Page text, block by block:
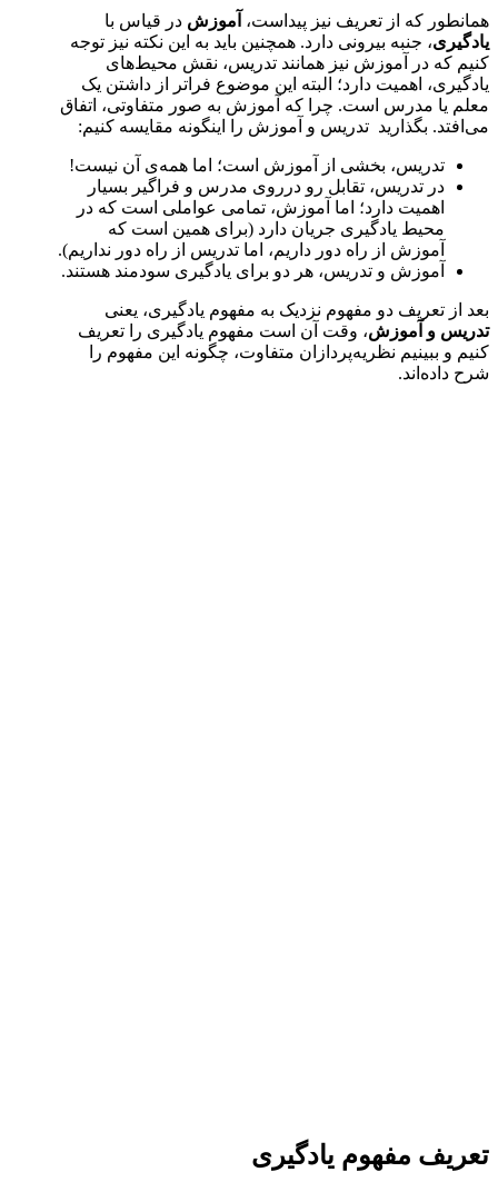
همانطور که از تعریف نیز پیداست، آموزش در قیاس با
یادگیری، جنبه بیرونی دارد. همچنین باید به این نکته نیز توجه
کنیم که در آموزش نیز همانند تدریس، نقش محیط‌های
یادگیری، اهمیت دارد؛ البته این موضوع فراتر از داشتن یک
معلم یا مدرس است. چرا که آموزش به صور متفاوتی، اتفاق
می‌افتد. بگذارید تدریس و آموزش را اینگونه مقایسه کنیم:
تدریس، بخشی از آموزش است؛ اما همه‌ی آن نیست!
در تدریس، تقابل رو درروی مدرس و فراگیر بسیار
اهمیت دارد؛ اما آموزش، تمامی عواملی است که در
محیط یادگیری جریان دارد (برای همین است که
آموزش از راه دور داریم، اما تدریس از راه دور نداریم).
آموزش و تدریس، هر دو برای یادگیری سودمند هستند.
بعد از تعریف دو مفهوم نزدیک به مفهوم یادگیری، یعنی
تدریس و آموزش، وقت آن است مفهوم یادگیری را تعریف
کنیم و ببینیم نظریه‌پردازان متفاوت، چگونه این مفهوم را
شرح داده‌اند.
تعریف مفهوم یادگیری